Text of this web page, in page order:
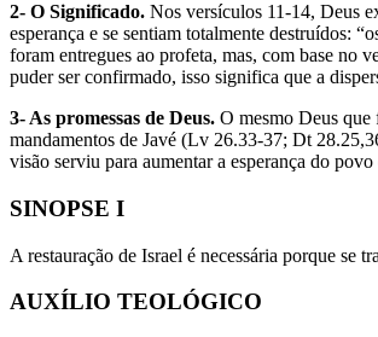
2- O Significado. Nos versículos 11-14, Deus
esperança e se sentiam totalmente destruídos:
foram entregues ao profeta, mas, com base no
puder ser confirmado, isso significa que a
3- As promessas de Deus. O mesmo Deus que
mandamentos de Javé (Lv 26.33-37; Dt
visão serviu para aumentar a esperança do
SINOPSE I
A restauração de Israel é necessária porque se
AUXÍLIO TEOLÓGICO